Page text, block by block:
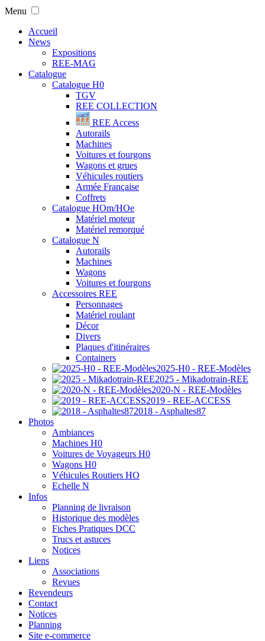
Menu
Accueil
News
Expositions
REE-MAG
Catalogue
Catalogue H0
TGV
REE COLLECTION
REE Access
Autorails
Machines
Voitures et fourgons
Wagons et grues
Véhicules routiers
Armée Française
Coffrets
Catalogue HOm/HOe
Matériel moteur
Matériel remorqué
Catalogue N
Autorails
Machines
Wagons
Voitures et fourgons
Accessoires REE
Personnages
Matériel roulant
Décor
Divers
Plaques d'itinéraires
Containers
2025-H0 - REE-Modèles
2025 - Mikadotrain-REE
2020-N - REE-Modèles
2019 - REE-ACCESS
2018 - Asphaltes87
Photos
Ambiances
Machines H0
Voitures de Voyageurs H0
Wagons H0
Véhicules Routiers HO
Echelle N
Infos
Planning de livraison
Historique des modèles
Fiches Pratiques DCC
Trucs et astuces
Notices
Liens
Associations
Revues
Revendeurs
Contact
Notices
Planning
Site e-commerce